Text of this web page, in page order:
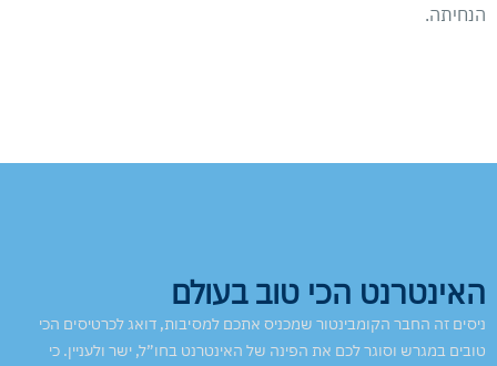
הנחיתה.
האינטרנט הכי טוב בעולם
ניסים זה החבר הקומבינטור שמכניס אתכם למסיבות, דואג לכרטיסים הכי
טובים במגרש וסוגר לכם את הפינה של האינטרנט בחו”ל, ישר ולעניין. כי